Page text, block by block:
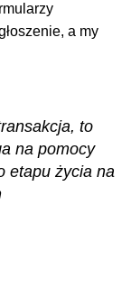
a my
to
na pomocy
etapu życia na